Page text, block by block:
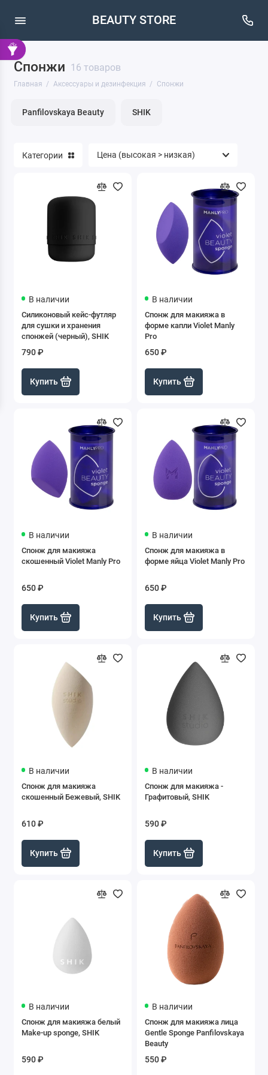
BEAUTY STORE
Спонжи 16 товаров
Главная Аксессуары и дезинфекция Спонжи
Panfilovskaya Beauty SHIK
Косметичка
Разбавитель
Антисептик
Зажимы для ресниц (керлеры)
Органайзеры
Точилки
Категории
В наличии
Силиконовый кейс-футляр
для сушки и хранения
спонжей (черный), SHIK
790 ₽
Купить
В наличии
Спонж для макияжа в
форме капли Violet Manly
Pro
650 ₽
Купить
В наличии
Спонж для макияжа
скошенный Violet Manly Pro
650 ₽
Купить
В наличии
Спонж для макияжа в
форме яйца Violet Manly Pro
650 ₽
Купить
В наличии
Спонж для макияжа
скошенный Бежевый, SHIK
610 ₽
Купить
В наличии
Спонж для макияжа -
Графитовый, SHIK
590 ₽
Купить
В наличии
Спонж для макияжа белый
Make-up sponge, SHIK
590 ₽
В наличии
Спонж для макияжа лица
Gentle Sponge Panfilovskaya
Beauty
550 ₽